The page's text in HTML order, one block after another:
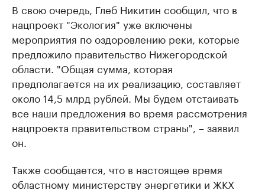
В свою очередь, Глеб Никитин сообщил, что в
нацпроект "Экология" уже включены
мероприятия по оздоровлению реки, которые
предложило правительство Нижегородской
области. "Общая сумма, которая
предполагается на их реализацию, составляет
около 14,5 млрд рублей. Мы будем отстаивать
все наши предложения во время рассмотрения
нацпроекта правительством страны", – заявил
он. ​
Также сообщается, что в настоящее время
областному министерству энергетики и ЖКХ